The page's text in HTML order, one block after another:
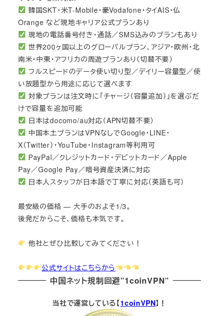
韓国SKT・米T-Mobile・豪Vodafone・タイAIS・仏
Orange など現地キャリア公式プランあり
現地の電話番号付き・通話／SMS込みのプランもあり
世界200ヶ国以上のグローバルプラン、アジア・欧州・北
南米・中東・アフリカの周遊プランあり（切替不要）
フルスピードのデータ使い切り型／デイリー容量型／使
い放題型から用途に応じて選べます
対象プランは注文時に「チャージ（容量追加）」を選ぶだ
けで容量を追加可能
日本はdocomo/au対応（APN切替不要）
中国本土プランはVPNなしでGoogle・LINE・
X（Twitter）・YouTube・Instagram等利用可
PayPal／クレジットカード・デビットカード／Apple
Pay／Google Pay／暗号資産決済に対応
日本人スタッフが日本語で丁寧に対応（英語も可）
最安級の価格 — 大手のおよそ1/3。
後発だからこそ、価格も本気です。
他社とぜひ比較してみてください！
公式サイトはこちらから
中国ネット規制回避”1coinVPN”
当社で運営している【1coinVPN】！